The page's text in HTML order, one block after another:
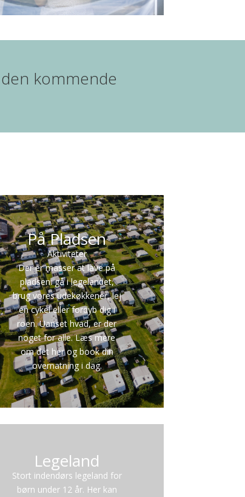
kommende
På Pladsen
Aktiviteter
Der er masser at lave på
pladsen: gå i legelandet,
brug vores udekøkkener, lej
en cykel eller fordyb dig i
roen. Uanset hvad, er der
noget for alle. Læs mere
om det her og book din
overnatning i dag.
Legeland
Stort indendørs legeland for
børn under 12 år. Her kan